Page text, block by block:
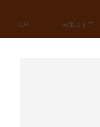
TOP webストア